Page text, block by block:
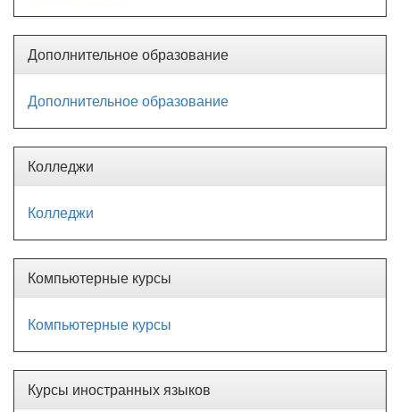
Дополнительное образование
Дополнительное образование
Колледжи
Колледжи
Компьютерные курсы
Компьютерные курсы
Курсы иностранных языков